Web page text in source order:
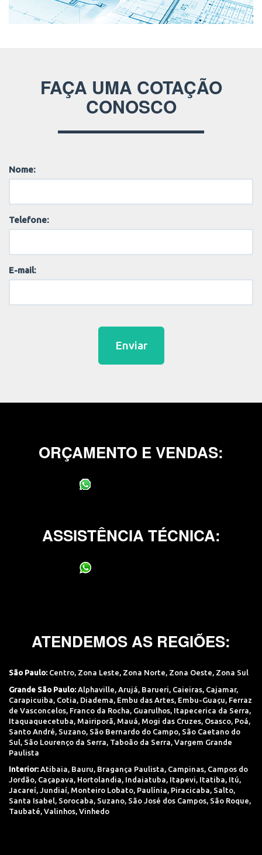
FAÇA UMA COTAÇÃO
CONOSCO
Nome:
Telefone:
E-mail:
Enviar
ORÇAMENTO E VENDAS:
ASSISTÊNCIA TÉCNICA:
ATENDEMOS AS REGIÕES:
São Paulo: Centro, Zona Leste, Zona Norte, Zona Oeste, Zona Sul
Grande São Paulo: Alphaville Arujá Barueri Caieiras Cajamar,
Carapicuiba Cotia Diadema Embu das Artes Embu-Guaçu Ferraz
de Vasconcelos Franco da Rocha Guarulhos Itapecerica da Serra
Itaquaquecetuba Mairiporã Mauá Mogi das Cruzes Osasco Poá
Santo André Suzano São Bernardo do Campo São Caetano do
Sul São Lourenço da Serra Taboão da Serra Vargem Grande
Paulista
Interior: Atibaia, Bauru, Bragança Paulista, Campinas, Campos do
Jordão, Caçapava, Hortolandia, Indaiatuba, Itapevi, Itatiba, Itú,
Jacareí, Jundiaí, Monteiro Lobato, Paulínia, Piracicaba, Salto,
Santa Isabel, Sorocaba, Suzano, São José dos Campos, São Roque,
Taubaté, Valinhos, Vinhedo